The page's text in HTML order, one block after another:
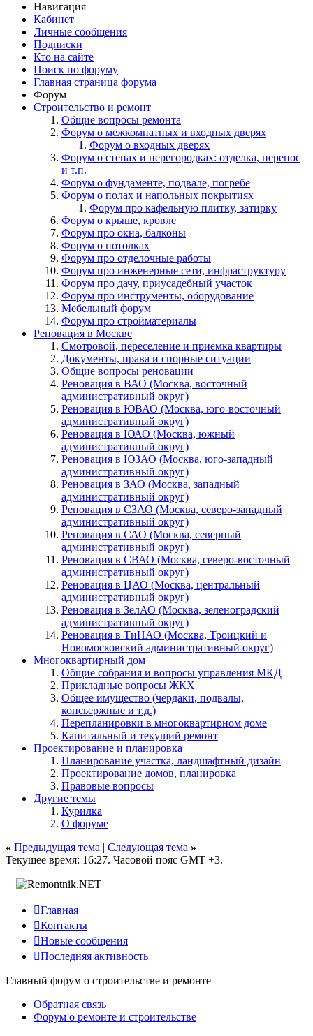
Навигация
Кабинет
Личные сообщения
Подписки
Кто на сайте
Поиск по форуму
Главная страница форума
Форум
Строительство и ремонт
Общие вопросы ремонта
Форум о межкомнатных и входных дверях
Форум о входных дверях
Форум о стенах и перегородках: отделка, перенос
и т.п.
Форум о фундаменте, подвале, погребе
Форум о полах и напольных покрытиях
Форум про кафельную плитку, затирку
Форум о крыше, кровле
Форум про окна, балконы
Форум о потолках
Форум про отделочные работы
Форум про инженерные сети, инфраструктуру
Форум про дачу, приусадебный участок
Форум про инструменты, оборудование
Мебельный форум
Форум про стройматериалы
Реновация в Москве
Смотровой, переселение и приёмка квартиры
Документы, права и спорные ситуации
Общие вопросы реновации
Реновация в ВАО (Москва, восточный
административный округ)
Реновация в ЮВАО (Москва, юго-восточный
административный округ)
Реновация в ЮАО (Москва, южный
административный округ)
Реновация в ЮЗАО (Москва, юго-западный
административный округ)
Реновация в ЗАО (Москва, западный
административный округ)
Реновация в СЗАО (Москва, северо-западный
административный округ)
Реновация в САО (Москва, северный
административный округ)
Реновация в СВАО (Москва, северо-восточный
административный округ)
Реновация в ЦАО (Москва, центральный
административный округ)
Реновация в ЗелАО (Москва, зеленоградский
административный округ)
Реновация в ТиНАО (Москва, Троицкий и
Новомосковский административный округ)
Многоквартирный дом
Общие собрания и вопросы управления МКД
Прикладные вопросы ЖКХ
Общее имущество (чердаки, подвалы,
консьержные и т.д.)
Перепланировки в многоквартирном доме
Капитальный и текущий ремонт
Проектирование и планировка
Планирование участка, ландшафтный дизайн
Проектирование домов, планировка
Правовые вопросы
Другие темы
Курилка
О форуме
« Предыдущая тема | Следующая тема »
Текущее время: 16:27. Часовой пояс GMT +3.
Главная
Контакты
Новые сообщения
Последняя активность
Главный форум о строительстве и ремонте
Обратная связь
Форум о ремонте и строительстве